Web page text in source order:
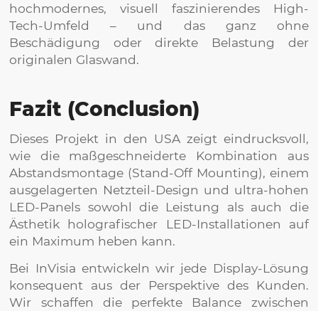
hochmodernes, visuell faszinierendes High-
Tech-Umfeld – und das ganz ohne
Beschädigung oder direkte Belastung der
originalen Glaswand.
Fazit (Conclusion)
Dieses Projekt in den USA zeigt eindrucksvoll,
wie die maßgeschneiderte Kombination aus
Abstandsmontage (Stand-Off Mounting), einem
ausgelagerten Netzteil-Design und ultra-hohen
LED-Panels sowohl die Leistung als auch die
Ästhetik holografischer LED-Installationen auf
ein Maximum heben kann.
Bei InVisia entwickeln wir jede Display-Lösung
konsequent aus der Perspektive des Kunden.
Wir schaffen die perfekte Balance zwischen